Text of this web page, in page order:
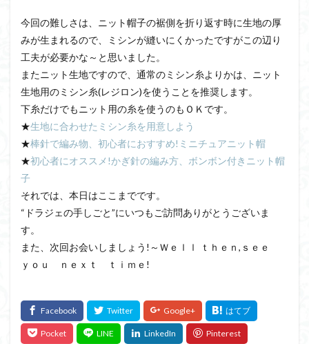
今回の難しさは、ニット帽子の裾側を折り返す時に生地の厚
みが生まれるので、ミシンが縫いにくかったですがこの辺り
工夫が必要かな～と思いました。
またニット生地ですので、通常のミシン糸よりかは、ニット
生地用のミシン糸(レジロン)を使うことを推奨します。
下糸だけでもニット用の糸を使うのもＯＫです。
★生地に合わせたミシン糸を用意しよう
★棒針で編み物、初心者におすすめ!ミニチュアニット帽
★初心者にオススメ!かぎ針の編み方、ボンボン付きニット帽
子
それでは、本日はここまでです。
“ドラジェの手しごと”にいつもご訪問ありがとうございま
す。
また、次回お会いしましょう!～Ｗｅｌｌ ｔｈｅｎ,ｓｅｅ
ｙｏｕ ｎｅｘｔ ｔｉｍｅ!